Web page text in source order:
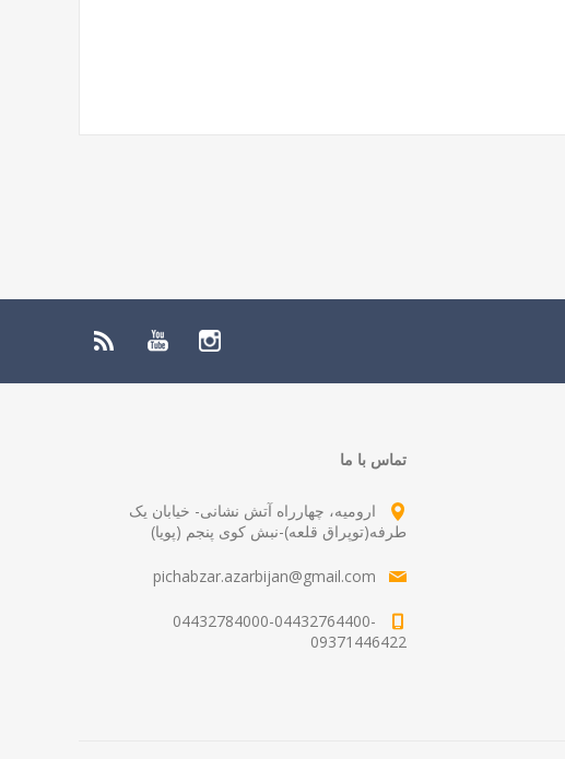
تماس با ما
ارومیه، چهارراه آتش نشانی- خیابان یک
طرفه(توپراق قلعه)-نبش کوی پنجم (پویا)
pichabzar.azarbijan@gmail.com
04432784000-04432764400-
09371446422